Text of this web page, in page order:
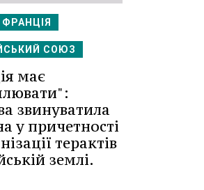
ФРАНЦІЯ
СОЮЗ
має
звинуватила
у причетності
терактів
землі.